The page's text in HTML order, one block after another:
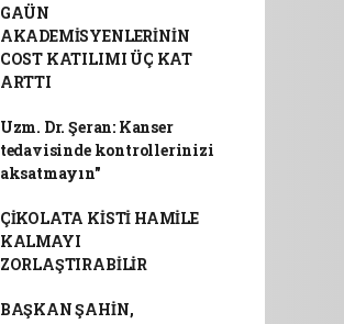
GAÜN
AKADEMİSYENLERİNİN
COST KATILIMI ÜÇ KAT
ARTTI
Uzm. Dr. Şeran: Kanser
tedavisinde kontrollerinizi
aksatmayın"
ÇİKOLATA KİSTİ HAMİLE
KALMAYI
ZORLAŞTIRABİLİR
BAŞKAN ŞAHİN,